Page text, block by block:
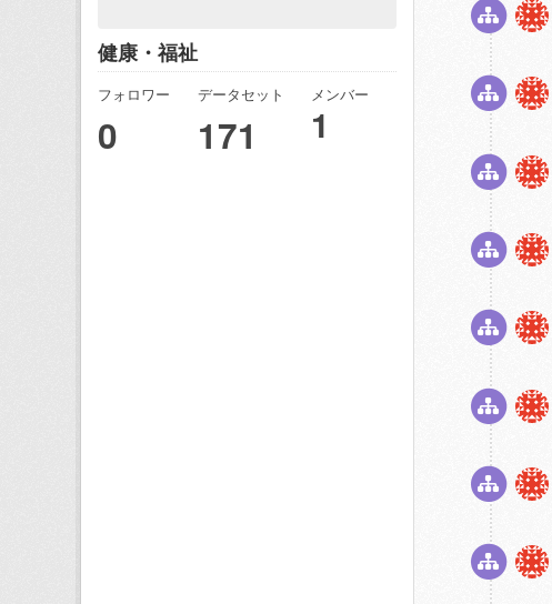
健康・福祉
フォロワー
0
データセット
171
メンバー
1